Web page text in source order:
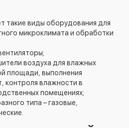
такие виды оборудования для
микроклимата и обработки
воздуха для влажных
площади, выполнения
контроля влажности в
помещениях;
типа – газовые,